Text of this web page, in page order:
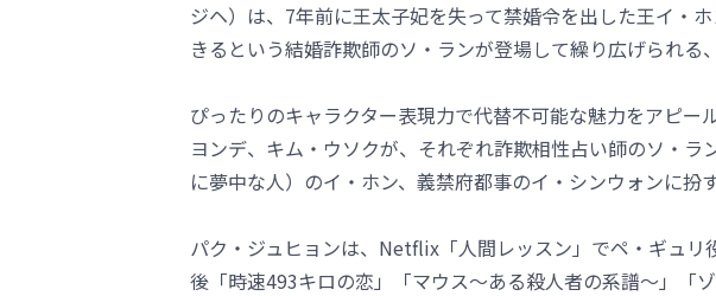
ジヘ）は、7年前に王太子妃を失って禁婚令を出した王イ・
きるという結婚詐欺師のソ・ランが登場して繰り広げられる
ぴったりのキャラクター表現力で代替不可能な魅力をアピー
ヨンデ、キム・ウソクが、それぞれ詐欺相性占い師のソ・ラ
に夢中な人）のイ・ホン、義禁府都事のイ・シンウォンに扮す
パク・ジュヒョンは、Netflix「人間レッスン」でペ・ギュリ
後「時速493キロの恋」「マウス～ある殺人者の系譜～」「